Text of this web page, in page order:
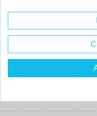
De dimensions identiques, ce
rapport au produit de la marque.
5.